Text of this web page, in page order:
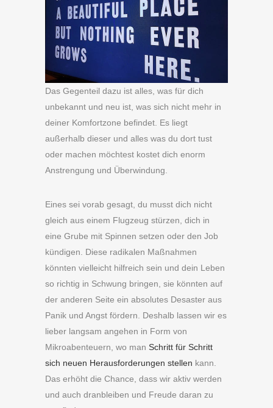
Das Gegenteil dazu ist alles, was für dich
unbekannt und neu ist, was sich nicht mehr in
deiner Komfortzone befindet. Es liegt
außerhalb dieser und alles was du dort tust
oder machen möchtest kostet dich enorm
Anstrengung und Überwindung.
Eines sei vorab gesagt, du musst dich nicht
gleich aus einem Flugzeug stürzen, dich in
eine Grube mit Spinnen setzen oder den Job
kündigen. Diese radikalen Maßnahmen
könnten vielleicht hilfreich sein und dein Leben
so richtig in Schwung bringen, sie könnten auf
der anderen Seite ein absolutes Desaster aus
Panik und Angst fördern. Deshalb lassen wir es
lieber langsam angehen in Form von
Mikroabenteuern, wo man Schritt für Schritt
sich neuen Herausforderungen stellen kann.
Das erhöht die Chance, dass wir aktiv werden
und auch dranbleiben und Freude daran zu